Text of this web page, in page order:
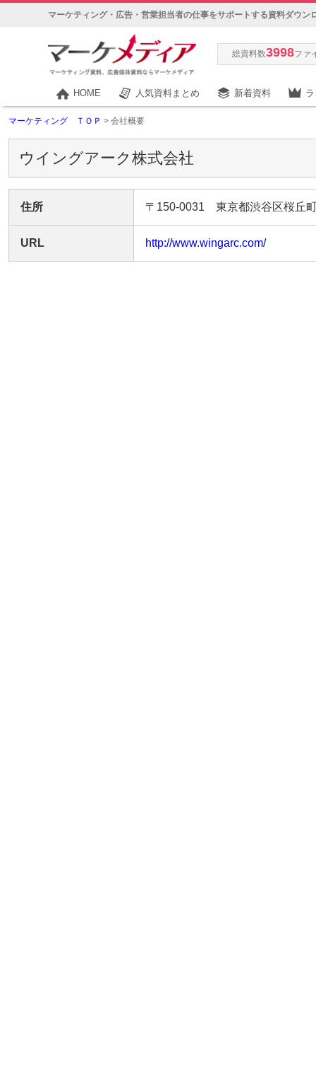
マーケティング・広告・営業担当者の仕事をサポートする資料ダウン
総資料数3998ファ
HOME 人気資料まとめ 新着資料
マーケティング ＴＯＰ > 会社概要
ウイングアーク株式会社
住所 〒150-0031 東京都渋谷区桜丘
URL http://www.wingarc.com/